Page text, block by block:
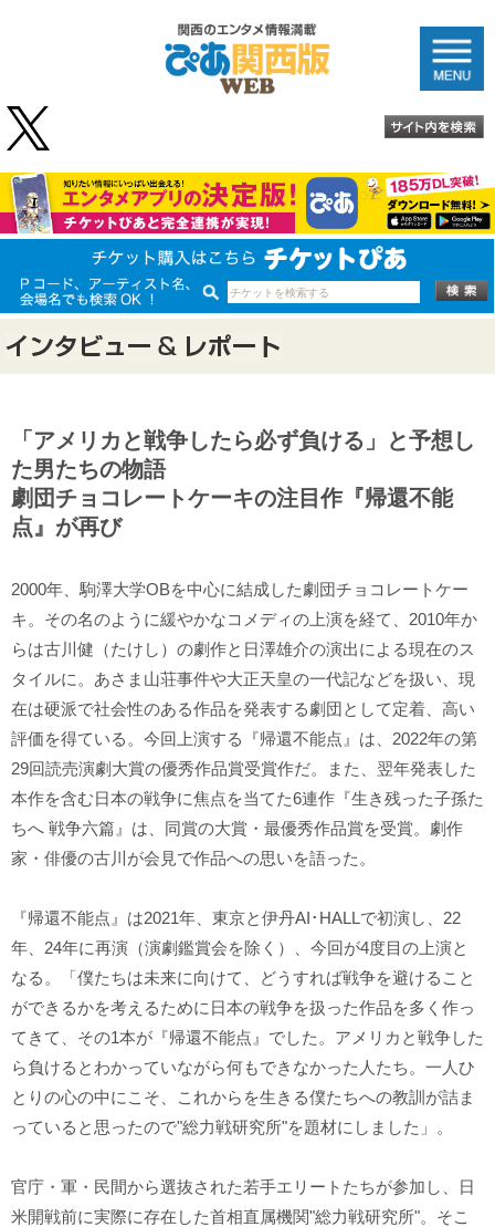
「アメリカと戦争したら必ず負ける」と予想し
た男たちの物語
劇団チョコレートケーキの注目作『帰還不能
点』が再び
2000年、駒澤大学OBを中心に結成した劇団チョコレートケー
キ。その名のように緩やかなコメディの上演を経て、2010年か
らは古川健（たけし）の劇作と日澤雄介の演出による現在のス
タイルに。あさま山荘事件や大正天皇の一代記などを扱い、現
在は硬派で社会性のある作品を発表する劇団として定着、高い
評価を得ている。今回上演する『帰還不能点』は、2022年の第
29回読売演劇大賞の優秀作品賞受賞作だ。また、翌年発表した
本作を含む日本の戦争に焦点を当てた6連作『生き残った子孫た
ちへ 戦争六篇』は、同賞の大賞・最優秀作品賞を受賞。劇作
家・俳優の古川が会見で作品への思いを語った。
『帰還不能点』は2021年、東京と伊丹AI･HALLで初演し、22
年、24年に再演（演劇鑑賞会を除く）、今回が4度目の上演と
なる。「僕たちは未来に向けて、どうすれば戦争を避けること
ができるかを考えるために日本の戦争を扱った作品を多く作っ
てきて、その1本が『帰還不能点』でした。アメリカと戦争した
ら負けるとわかっていながら何もできなかった人たち。一人ひ
とりの心の中にこそ、これからを生きる僕たちへの教訓が詰ま
っていると思ったので"総力戦研究所"を題材にしました」。
官庁・軍・民間から選抜された若手エリートたちが参加し、日
米開戦前に実際に存在した首相直属機関"総力戦研究所"。そこ